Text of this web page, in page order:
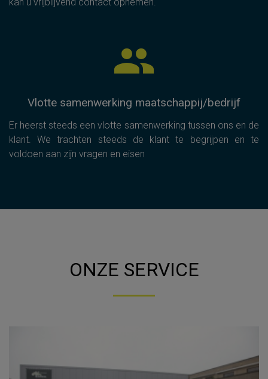
Vlotte samenwerking maatschappij/bedrijf
Er heerst steeds een vlotte samenwerking tussen ons en de
klant. We trachten steeds de klant te begrijpen en te
voldoen aan zijn vragen en eisen
ONZE SERVICE